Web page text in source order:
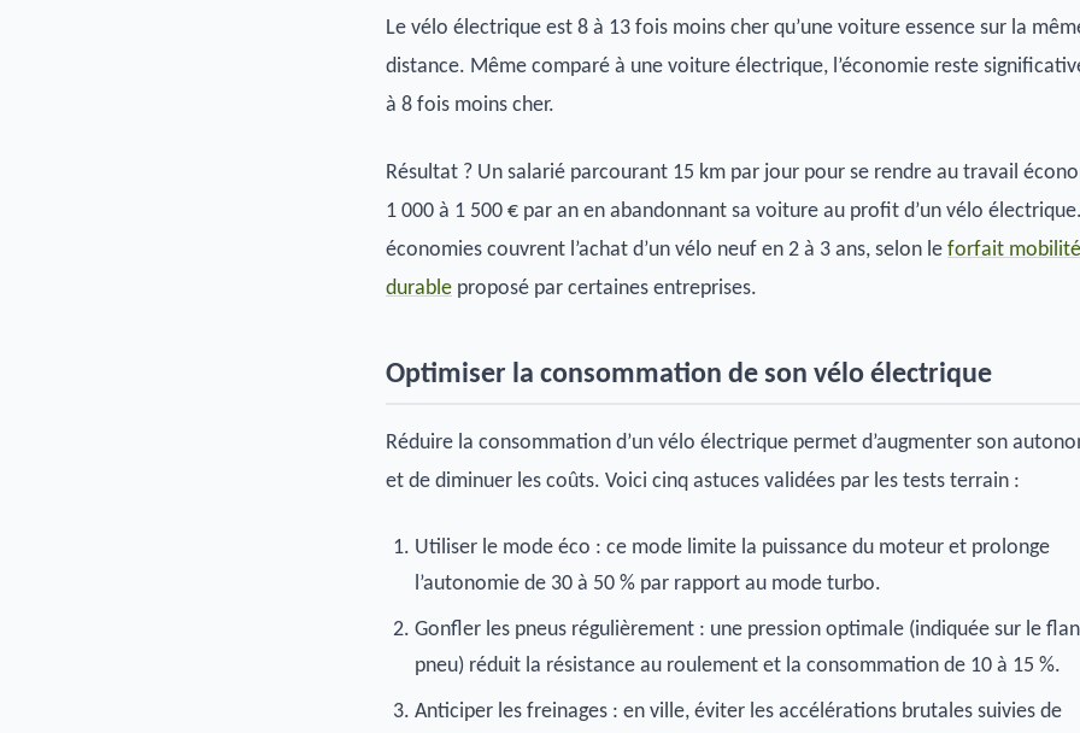
Le vélo électrique est 8 à 13 fois moins cher qu’une voiture essence sur la
distance. Même comparé à une voiture électrique, l’économie reste
à 8 fois moins cher.
Résultat ? Un salarié parcourant 15 km par jour pour se rendre au travail
1 000 à 1 500 € par an en abandonnant sa voiture au profit d’un vélo
économies couvrent l’achat d’un vélo neuf en 2 à 3 ans, selon le forfait mobilité
durable proposé par certaines entreprises.
Optimiser la consommation de son vélo électrique
Réduire la consommation d’un vélo électrique permet d’augmenter son
et de diminuer les coûts. Voici cinq astuces validées par les tests terrain :
Utiliser le mode éco : ce mode limite la puissance du moteur et prolonge
l’autonomie de 30 à 50 % par rapport au mode turbo.
Gonfler les pneus régulièrement : une pression optimale (indiquée sur le
pneu) réduit la résistance au roulement et la consommation de 10 à 15 %.
Anticiper les freinages : en ville, éviter les accélérations brutales suivies de